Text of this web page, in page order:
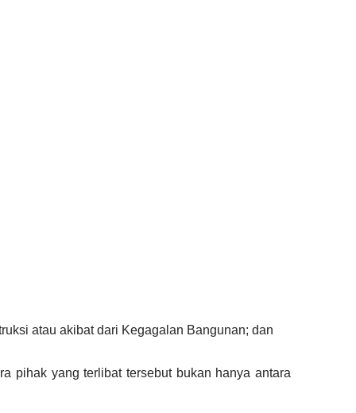
atau akibat dari Kegagalan Bangunan; dan
pihak yang terlibat tersebut bukan hanya antara